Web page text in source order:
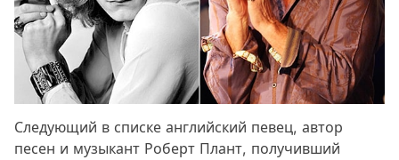
Следующий в списке английский певец, автор
песен и музыкант Роберт Плант, получивший